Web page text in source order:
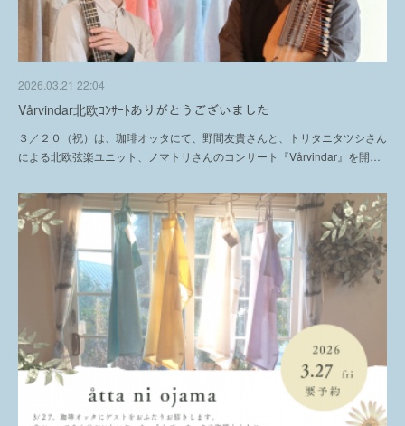
2026.03.21 22:04
Vårvindar北欧ｺﾝｻｰﾄありがとうございました
３／２０（祝）は、珈琲オッタにて、野間友貴さんと、トリタニタツシさん
による北欧弦楽ユニット、ノマトリさんのコンサート『Vårvindar』を開…